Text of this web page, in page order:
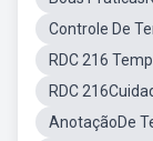
Controle De
RDC 216
RDC
AnotaçãoDe